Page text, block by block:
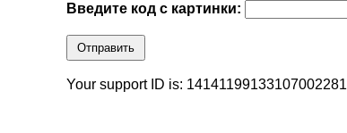
Введите код с картинки:
Отправить
Your support ID is: 14141199133107002281